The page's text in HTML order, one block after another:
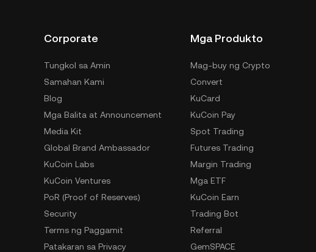
Corporate
Tungkol sa Amin
Samahan Kami
Blog
Mga Balita at Announcement
Media Kit
Global Brand Ambassador
KuCoin Labs
KuCoin Ventures
PoR (Proof of Reserves)
Security
Terms ng Paggamit
Patakaran sa Privacy
Mga Produkto
Mag-buy ng Crypto
Convert
KuCard
KuCoin Pay
Spot Trading
Futures Trading
Margin Trading
Mga ETF
KuCoin Earn
Trading Bot
Referral
GemSPACE